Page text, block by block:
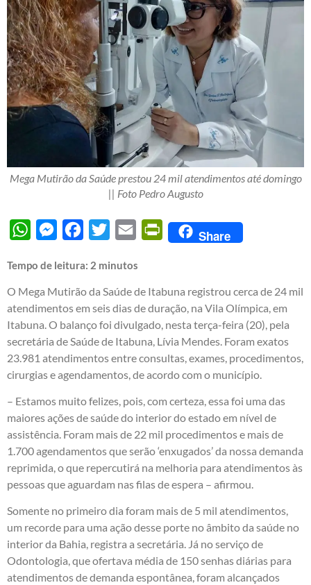
Mega Mutirão da Saúde prestou 24 mil atendimentos até domingo
|| Foto Pedro Augusto
WhatsAppMessengerFacebook
Twitter Email PrintFriendly
Share
Tempo de leitura: 2 minutos
O Mega Mutirão da Saúde de Itabuna registrou cerca de 24 mil
atendimentos em seis dias de duração, na Vila Olímpica, em
Itabuna. O balanço foi divulgado, nesta terça-feira (20), pela
secretária de Saúde de Itabuna, Lívia Mendes. Foram exatos
23.981 atendimentos entre consultas, exames, procedimentos,
cirurgias e agendamentos, de acordo com o município.
– Estamos muito felizes, pois, com certeza, essa foi uma das
maiores ações de saúde do interior do estado em nível de
assistência. Foram mais de 22 mil procedimentos e mais de
1.700 agendamentos que serão ‘enxugados’ da nossa demanda
reprimida, o que repercutirá na melhoria para atendimentos às
pessoas que aguardam nas filas de espera – afirmou.
Somente no primeiro dia foram mais de 5 mil atendimentos,
um recorde para uma ação desse porte no âmbito da saúde no
interior da Bahia, registra a secretária. Já no serviço de
Odontologia, que ofertava média de 150 senhas diárias para
atendimentos de demanda espontânea, foram alcançados